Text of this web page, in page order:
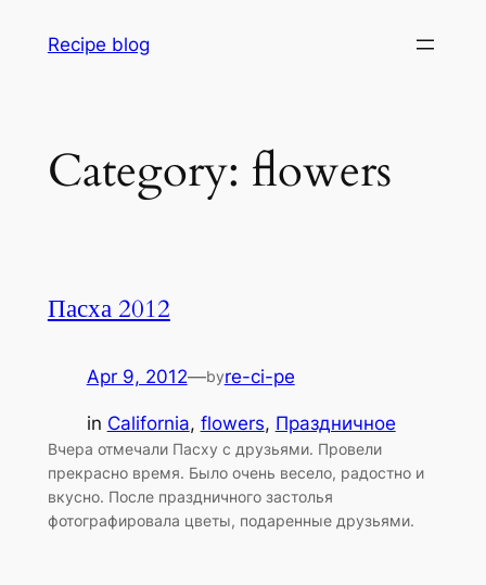
Recipe blog
Category: flowers
Пасха 2012
Apr 9, 2012—byre-ci-pe
in California, flowers, Праздничное
Вчера отмечали Пасху с друзьями. Провели
прекрасно время. Было очень весело, радостно и
вкусно. После праздничного застолья
фотографировала цветы, подаренные друзьями.